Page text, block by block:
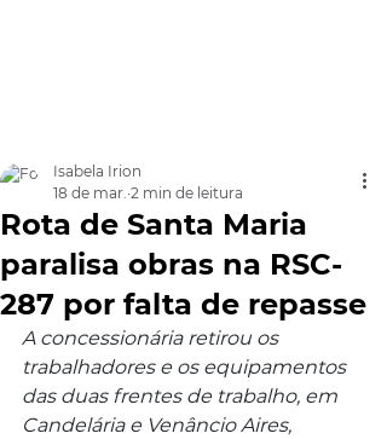
Rota de Santa Maria
paralisa obras na RSC-
287 por falta de repasse
Isabela Irion
18 de mar. 2 min de leitura
A concessionária retirou os
trabalhadores e os equipamentos
das duas frentes de trabalho, em
Candelária e Venâncio Aires,